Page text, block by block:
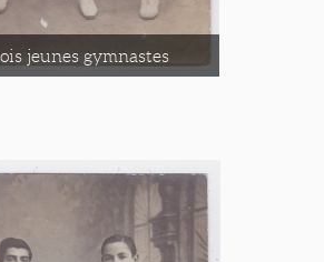
jeunes gymnastes